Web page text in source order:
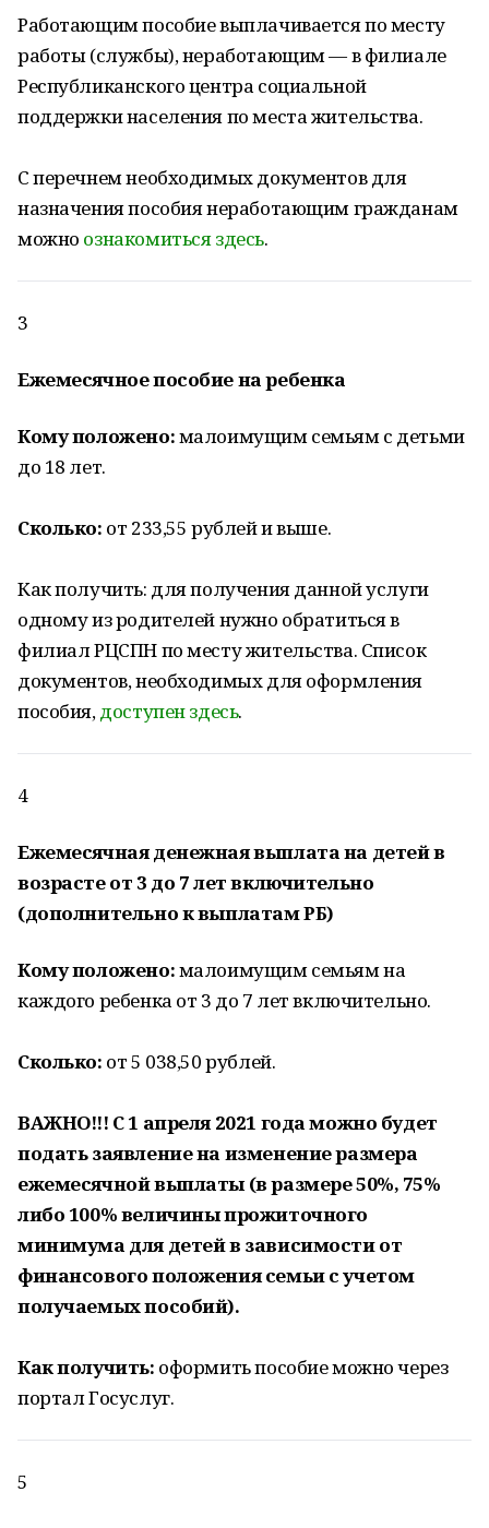
Работающим пособие выплачивается по месту
работы (службы), неработающим — в филиале
Республиканского центра социальной
поддержки населения по места жительства.
С перечнем необходимых документов для
назначения пособия неработающим гражданам
можно ознакомиться здесь.
3
Ежемесячное пособие на ребенка
Кому положено:малоимущим семьям с детьми
до 18 лет.
Сколько: от 233,55 рублей и выше.
Как получить: для получения данной услуги
одному из родителей нужно обратиться в
филиал РЦСПН по месту жительства. Список
документов, необходимых для оформления
пособия,доступен здесь.
4
Ежемесячная денежная выплата на детей в
возрасте от 3 до 7 лет включительно
(дополнительно к выплатам РБ)
Кому положено:малоимущим семьям на
каждого ребенка от 3 до 7 лет включительно.
Сколько: от 5 038,50 рублей.
ВАЖНО!!! С 1 апреля 2021 года можно будет
подать заявление на изменение размера
ежемесячной выплаты (в размере 50%, 75%
либо 100% величины прожиточного
минимума для детей в зависимости от
финансового положения семьи с учетом
получаемых пособий).
Как получить: оформить пособие можно через
портал Госуслуг.
5